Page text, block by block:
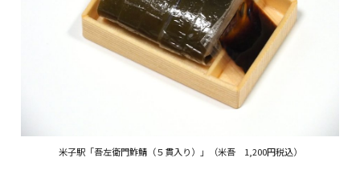
米子駅「吾左衛門鮓鯖（５貫入り）」（米吾 1,200円税込）